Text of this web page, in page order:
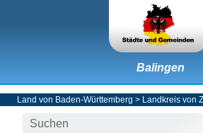
Balingen
Land von Baden-Württemberg > Landkreis von